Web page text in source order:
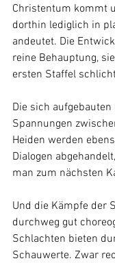
Christentum kommt
dorthin lediglich in
andeutet. Die
reine Behauptung,
ersten Staffel
Die sich
Spannungen
Heiden werden
Dialogen
man zum nächsten
Und die Kämpfe der
durchweg gut
Schlachten bieten
Schauwerte. Zwar